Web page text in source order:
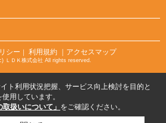
シー 利用規約 ｜アクセスマップ
ＬＤＫ株式会社 All rights reserved.
ト利用状況把握、サービス向上検討を目的と
用しています。
取扱いについて」 をご確認ください。